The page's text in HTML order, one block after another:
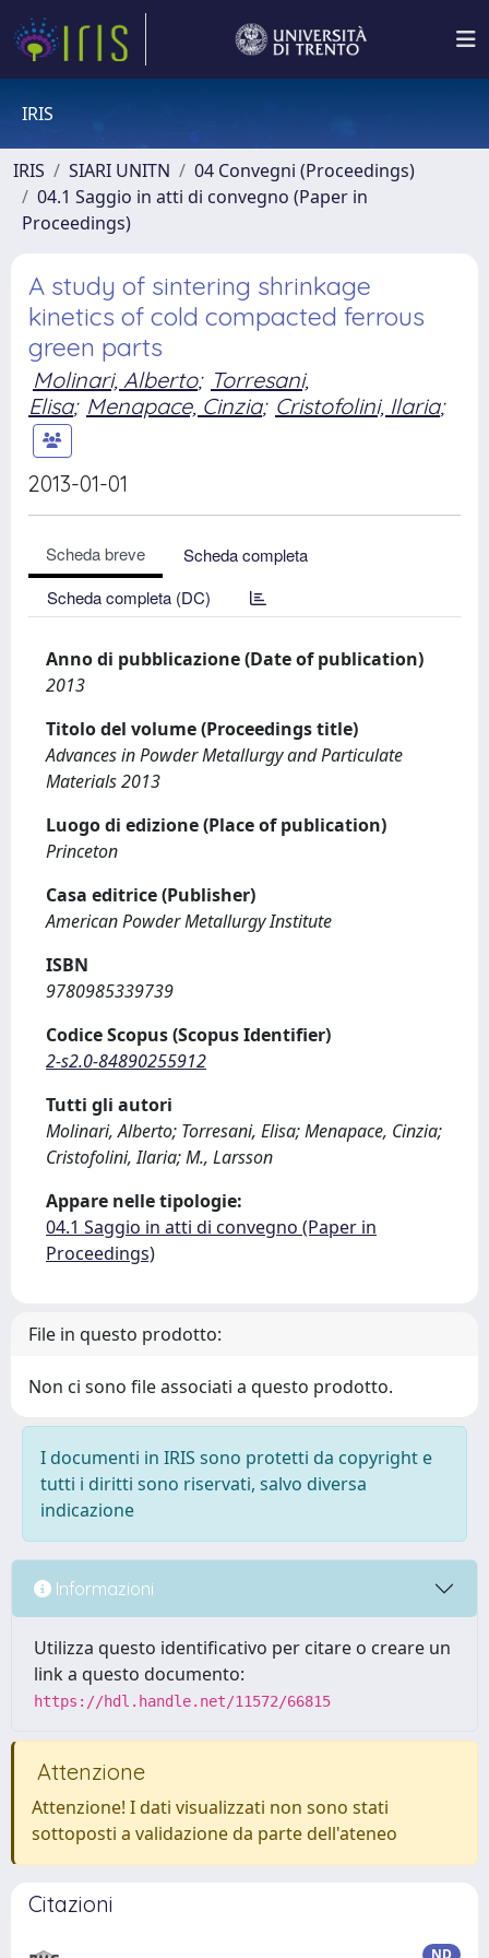
IRIS
IRIS SIARI UNITN
04 Convegni (Proceedings)
04.1 Saggio in atti di convegno (Paper in
Proceedings)
A study of sintering shrinkage
kinetics of cold compacted ferrous
green parts
Molinari, Alberto; Torresani,
Elisa; Menapace, Cinzia; Cristofolini, Ilaria;
2013-01-01
Scheda breve
Scheda completa
Scheda completa (DC)
Anno di pubblicazione (Date of publication)
2013
Titolo del volume (Proceedings title)
Advances in Powder Metallurgy and Particulate
Materials 2013
Luogo di edizione (Place of publication)
Princeton
Casa editrice (Publisher)
American Powder Metallurgy Institute
ISBN
9780985339739
Codice Scopus (Scopus Identifier)
2-s2.0-84890255912
Tutti gli autori
Molinari, Alberto; Torresani, Elisa; Menapace, Cinzia;
Cristofolini, Ilaria; M., Larsson
Appare nelle tipologie:
04.1 Saggio in atti di convegno (Paper in
Proceedings)
File in questo prodotto:
Non ci sono file associati a questo prodotto.
I documenti in IRIS sono protetti da copyright e
tutti i diritti sono riservati, salvo diversa
indicazione
Informazioni
Utilizza questo identificativo per citare o creare un
link a questo documento:
https://hdl.handle.net/11572/66815
Attenzione
Attenzione! I dati visualizzati non sono stati
sottoposti a validazione da parte dell'ateneo
Citazioni